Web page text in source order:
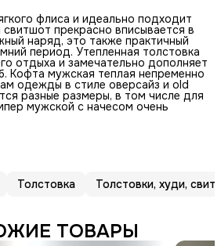
флиса и идеально подходит
прекрасно вписывается в
наряд, это также практичный
период. Утепленная толстовка
отдыха и замечательно дополняет
Кофта мужская теплая непременно
одежды в стиле оверсайз и old
разные размеры, в том числе для
мужской с начесом очень
Толстовка Толстовки, худи,
ТОВАРЫ